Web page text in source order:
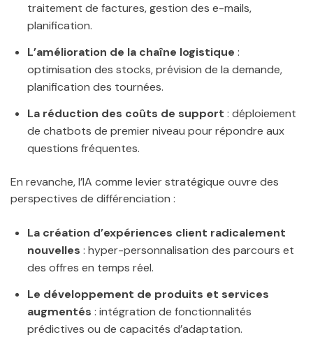
traitement de factures, gestion des e-mails,
planification.
L’amélioration de la chaîne logistique :
optimisation des stocks, prévision de la demande,
planification des tournées.
La réduction des coûts de support : déploiement
de chatbots de premier niveau pour répondre aux
questions fréquentes.
En revanche, l’IA comme levier stratégique ouvre des
perspectives de différenciation :
La création d’expériences client radicalement
nouvelles : hyper-personnalisation des parcours et
des offres en temps réel.
Le développement de produits et services
augmentés : intégration de fonctionnalités
prédictives ou de capacités d’adaptation.